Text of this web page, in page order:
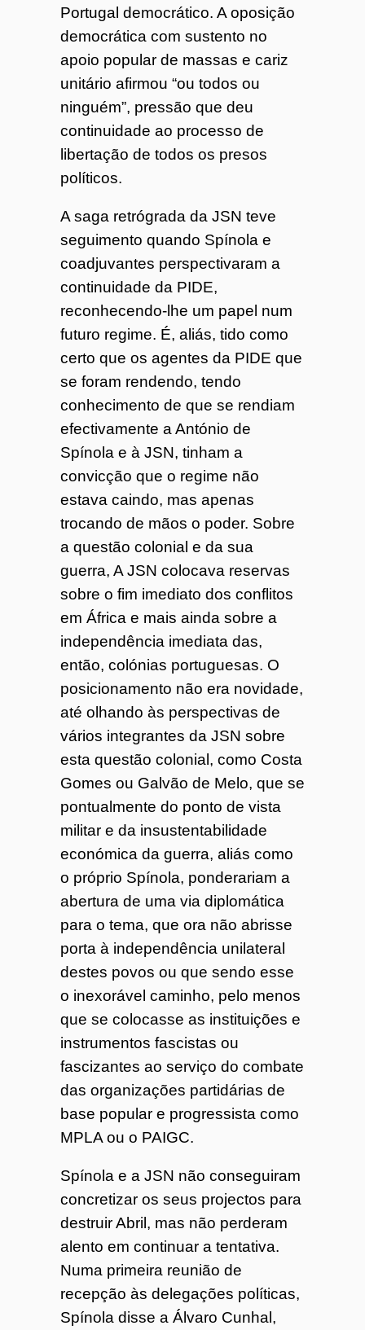
Portugal democrático. A oposição
democrática com sustento no
apoio popular de massas e cariz
unitário afirmou “ou todos ou
ninguém”, pressão que deu
continuidade ao processo de
libertação de todos os presos
políticos.
A saga retrógrada da JSN teve
seguimento quando Spínola e
coadjuvantes perspectivaram a
continuidade da PIDE,
reconhecendo-lhe um papel num
futuro regime. É, aliás, tido como
certo que os agentes da PIDE que
se foram rendendo, tendo
conhecimento de que se rendiam
efectivamente a António de
Spínola e à JSN, tinham a
convicção que o regime não
estava caindo, mas apenas
trocando de mãos o poder. Sobre
a questão colonial e da sua
guerra, A JSN colocava reservas
sobre o fim imediato dos conflitos
em África e mais ainda sobre a
independência imediata das,
então, colónias portuguesas. O
posicionamento não era novidade,
até olhando às perspectivas de
vários integrantes da JSN sobre
esta questão colonial, como Costa
Gomes ou Galvão de Melo, que se
pontualmente do ponto de vista
militar e da insustentabilidade
económica da guerra, aliás como
o próprio Spínola, ponderariam a
abertura de uma via diplomática
para o tema, que ora não abrisse
porta à independência unilateral
destes povos ou que sendo esse
o inexorável caminho, pelo menos
que se colocasse as instituições e
instrumentos fascistas ou
fascizantes ao serviço do combate
das organizações partidárias de
base popular e progressista como
MPLA ou o PAIGC.
Spínola e a JSN não conseguiram
concretizar os seus projectos para
destruir Abril, mas não perderam
alento em continuar a tentativa.
Numa primeira reunião de
recepção às delegações políticas,
Spínola disse a Álvaro Cunhal,